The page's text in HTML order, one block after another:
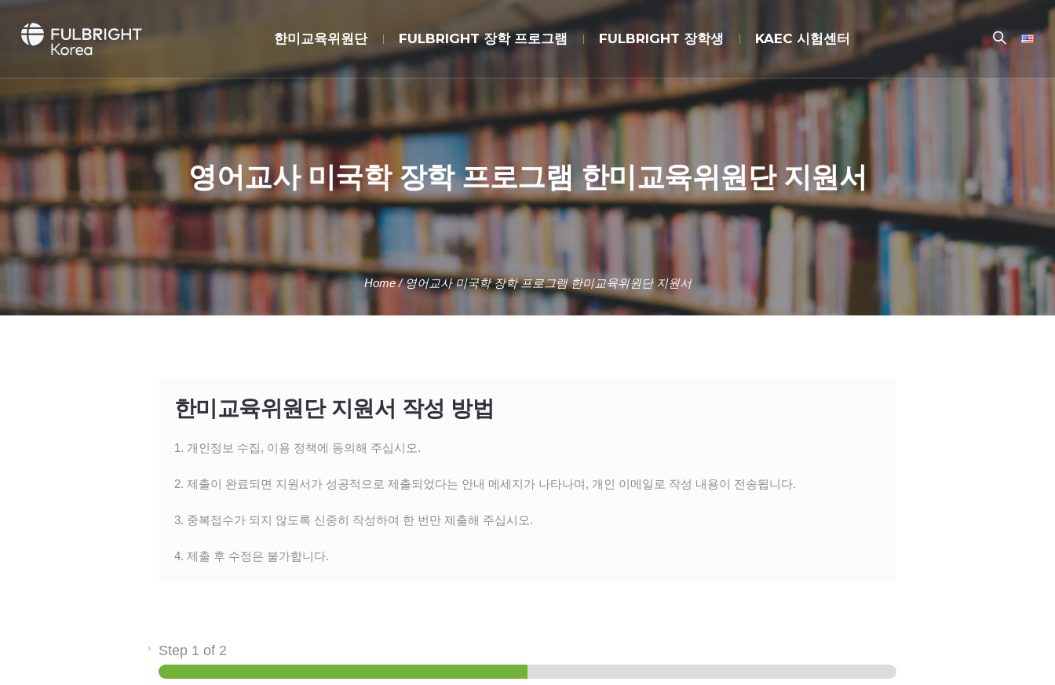
한미교육위원단 FULBRIGHT 장학 프로그램 FULBRIGHT 장학생 KAEC 시험센터
영어교사 미국학 장학 프로그램 한미교육위원단 지원서
Home /영어교사 미국학 장학 프로그램 한미교육위원단 지원서
한미교육위원단 지원서 작성 방법
1. 개인정보 수집, 이용 정책에 동의해 주십시오.
2. 제출이 완료되면 지원서가 성공적으로 제출되었다는 안내 메세지가 나타나며, 개인 이메일로 작성 내용이 전송됩니다.
3. 중복접수가 되지 않도록 신중히 작성하여 한 번만 제출해 주십시오.
4. 제출 후 수정은 불가합니다.
Step 1 of 2